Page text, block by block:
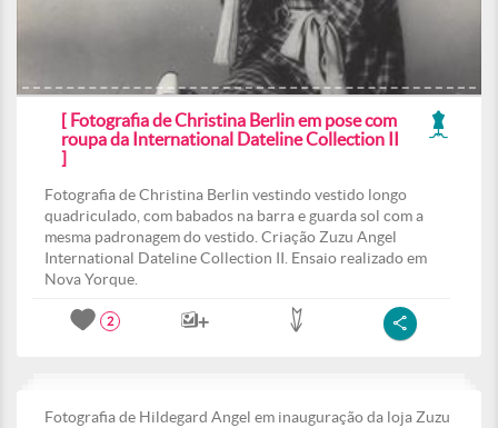
[ Fotografia de Christina Berlin em pose com
roupa da International Dateline Collection II
]
Fotografia de Christina Berlin vestindo vestido longo
quadriculado, com babados na barra e guarda sol com a
mesma padronagem do vestido. Criação Zuzu Angel
International Dateline Collection II. Ensaio realizado em
Nova Yorque.
2
Fotografia de Hildegard Angel em inauguração da loja Zuzu